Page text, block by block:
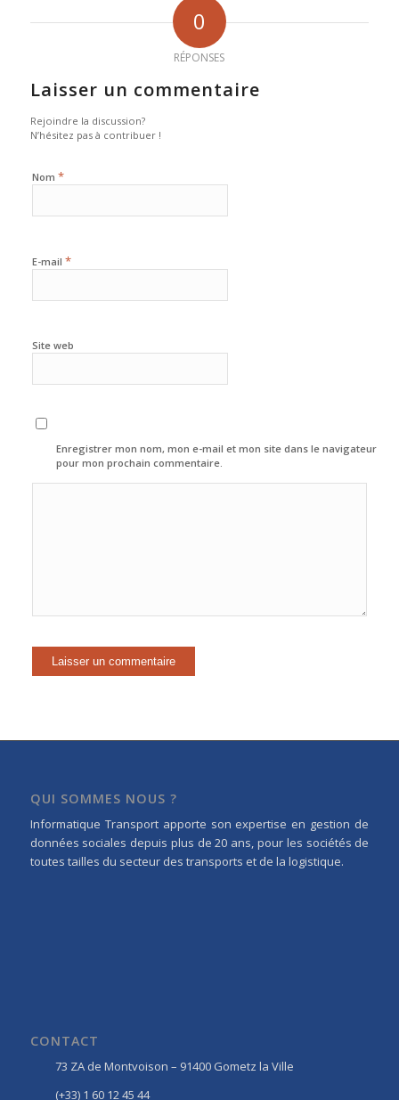
0
RÉPONSES
Laisser un commentaire
Rejoindre la discussion?
N’hésitez pas à contribuer !
Nom *
E-mail *
Site web
Enregistrer mon nom, mon e-mail et mon site dans le navigateur
pour mon prochain commentaire.
QUI SOMMES NOUS ?
Informatique Transport apporte son expertise en gestion de
données sociales depuis plus de 20 ans, pour les sociétés de
toutes tailles du secteur des transports et de la logistique.
CONTACT
73 ZA de Montvoison – 91400 Gometz la Ville
(+33) 1 60 12 45 44